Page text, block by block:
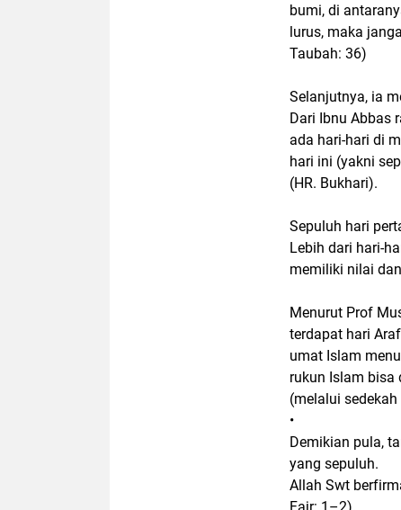
bumi, di
lurus, maka
Taubah: 36)
Selanjutnya, ia
Dari Ibnu Abbas
ada hari-hari di
hari ini (yakni
(HR. Bukhari).
Sepuluh hari
Lebih dari hari-
memiliki nilai
Menurut Prof
terdapat hari
umat Islam
rukun Islam bisa
(melalui
•
Demikian pula,
yang sepuluh.
Allah Swt